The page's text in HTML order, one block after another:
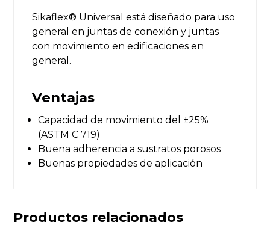
Sikaflex® Universal está diseñado para uso
general en juntas de conexión y juntas
con movimiento en edificaciones en
general.
Ventajas
Capacidad de movimiento del ±25%
(ASTM C 719)
Buena adherencia a sustratos porosos
Buenas propiedades de aplicación
Productos relacionados